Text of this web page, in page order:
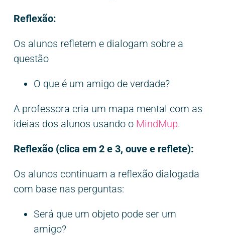
Reflexão:
Os alunos refletem e dialogam sobre a
questão
O que é um amigo de verdade?
A professora cria um mapa mental com as
ideias dos alunos usando o MindMup.
Reflexão (clica em 2 e 3, ouve e reflete):
Os alunos continuam a reflexão dialogada
com base nas perguntas:
Será que um objeto pode ser um
amigo?